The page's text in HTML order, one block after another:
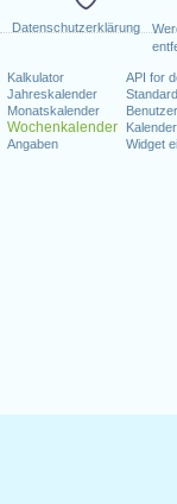
Datenschutzerklärung
Kalkulator
Jahreskalender
Monatskalender
Wochenkalender
Angaben
API for
Widget